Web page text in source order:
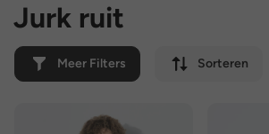
Jurk ruit
Meer Filters Sorteren